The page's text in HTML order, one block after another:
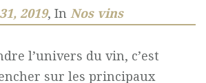
2019, In Nos vins
l’univers du vin, c’est
sur les principaux